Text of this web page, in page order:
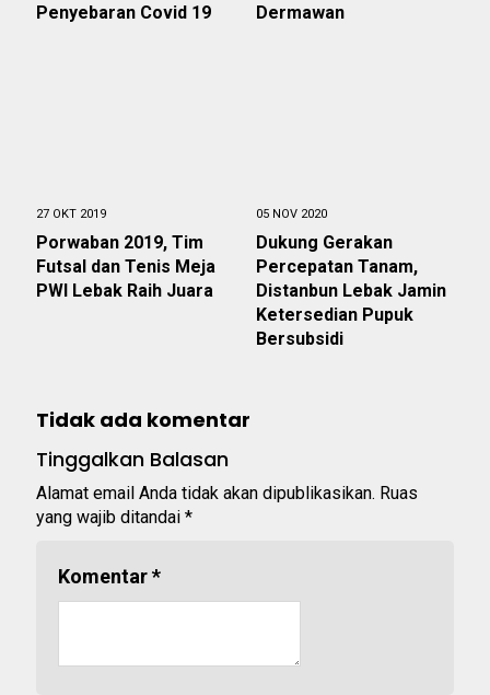
Penyebaran Covid 19
Dermawan
27 OKT 2019
Porwaban 2019, Tim
Futsal dan Tenis Meja
PWI Lebak Raih Juara
05 NOV 2020
Dukung Gerakan
Percepatan Tanam,
Distanbun Lebak Jamin
Ketersedian Pupuk
Bersubsidi
Tidak ada komentar
Tinggalkan Balasan
Alamat email Anda tidak akan dipublikasikan. Ruas
yang wajib ditandai *
Komentar*